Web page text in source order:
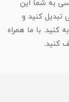
به شما این
کنید و
کنید. با ما همراه
کنید.